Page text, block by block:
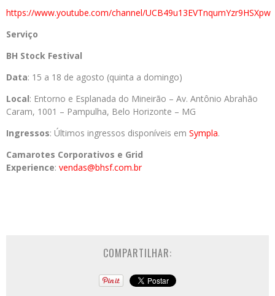
https://www.youtube.com/channel/UCB49u13EVTnqumYzr9HSXpw
Serviço
BH Stock Festival
Data: 15 a 18 de agosto (quinta a domingo)
Local: Entorno e Esplanada do Mineirão – Av. Antônio Abrahão
Caram, 1001 – Pampulha, Belo Horizonte – MG
Ingressos: Últimos ingressos disponíveis em Sympla.
Camarotes Corporativos e Grid
Experience: vendas@bhsf.com.br
COMPARTILHAR: